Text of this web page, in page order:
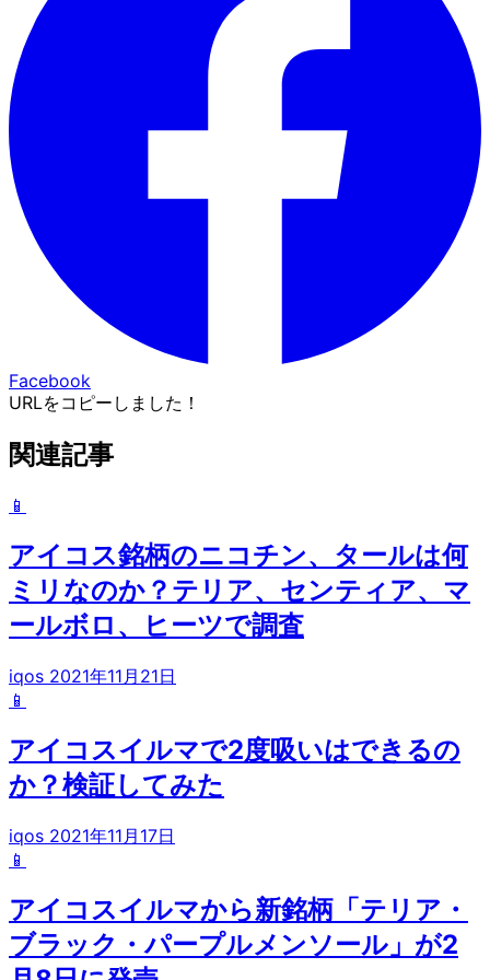
Facebook
URLをコピーしました！
関連記事
📱
アイコス銘柄のニコチン、タールは何
ミリなのか？テリア、センティア、マ
ールボロ、ヒーツで調査
iqos 2021年11月21日
📱
アイコスイルマで2度吸いはできるの
か？検証してみた
iqos 2021年11月17日
📱
アイコスイルマから新銘柄「テリア・
ブラック・パープルメンソール」が2